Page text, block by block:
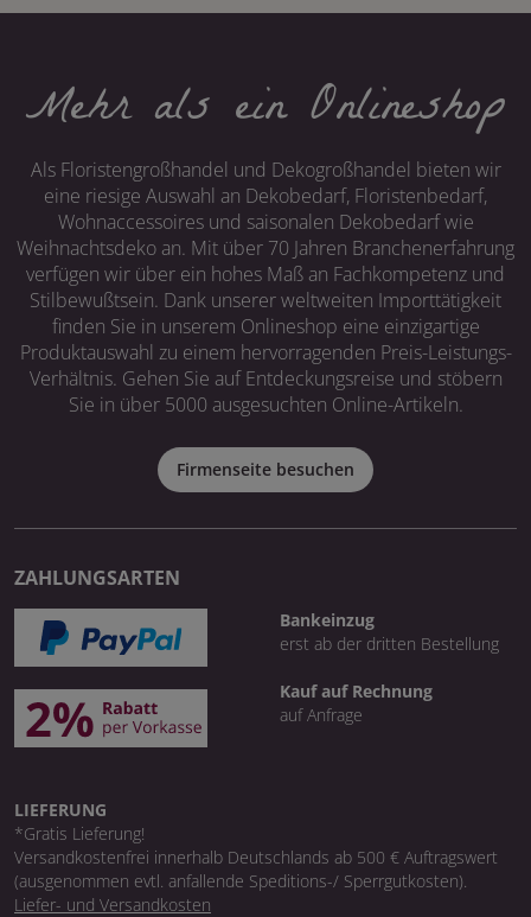
Mehr als ein Onlineshop
Als Floristengroßhandel und Dekogroßhandel bieten wir
eine riesige Auswahl an Dekobedarf, Floristenbedarf,
Wohnaccessoires und saisonalen Dekobedarf wie
Weihnachtsdeko an. Mit über 70 Jahren Branchenerfahrung
verfügen wir über ein hohes Maß an Fachkompetenz und
Stilbewußtsein. Dank unserer weltweiten Importtätigkeit
finden Sie in unserem Onlineshop eine einzigartige
Produktauswahl zu einem hervorragenden Preis-Leistungs-
Verhältnis. Gehen Sie auf Entdeckungsreise und stöbern
Sie in über 5000 ausgesuchten Online-Artikeln.
Firmenseite besuchen
ZAHLUNGSARTEN
Bankeinzug
erst ab der dritten Bestellung
Kauf auf Rechnung
auf Anfrage
LIEFERUNG
*Gratis Lieferung!
Versandkostenfrei innerhalb Deutschlands ab 500 € Auftragswert
(ausgenommen evtl. anfallende Speditions-/ Sperrgutkosten).
Liefer- und Versandkosten